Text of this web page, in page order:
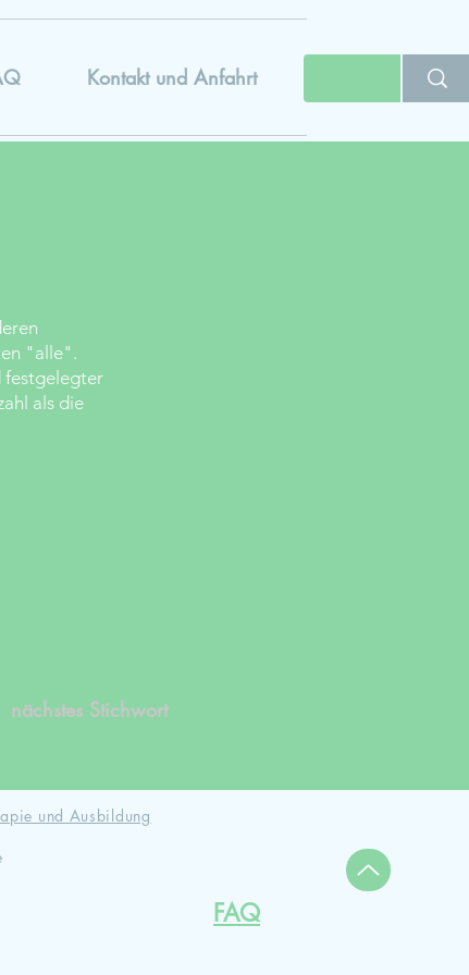
Kontakt und Anfahrt
"alle".
festgelegter
als die
nächstes Stichwort
und Ausbildung
FAQ